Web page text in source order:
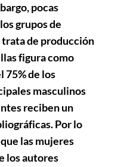
pocas
grupos de
trata de producción
figura como
75% de los
masculinos
reciben un
Por lo
las mujeres
los autores